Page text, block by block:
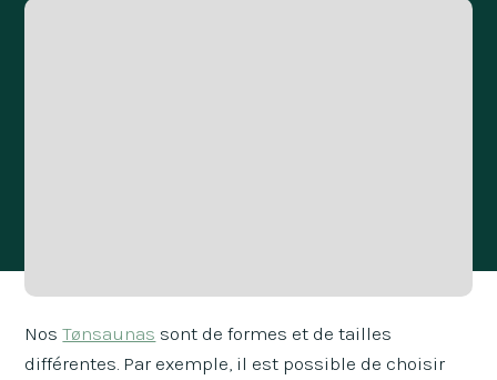
NosTønsaunas sont de formes et de tailles
différentes. Par exemple, il est possible de choisir